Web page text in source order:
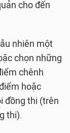
cho đến
nhiên một
chọn những
chênh
hoặc
đồng thi (trên
thi).